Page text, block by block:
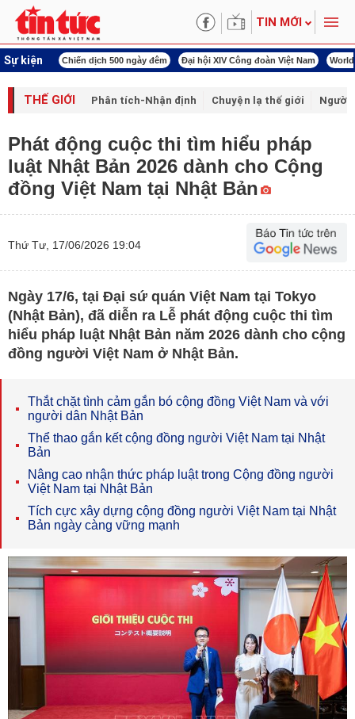
TIN MỚI
Sự kiện
ngày đêm Đại hội XIV Công đoàn Việt Nam World Cup 2026 Kỳ họp thứ
THẾ GIỚI Phân tích-Nhận định Chuyện lạ thế giới Người
Phát động cuộc thi tìm hiểu pháp
luật Nhật Bản 2026 dành cho Cộng
đồng Việt Nam tại Nhật Bản
Thứ Tư, 17/06/2026 19:04
Ngày 17/6, tại Đại sứ quán Việt Nam tại Tokyo
(Nhật Bản), đã diễn ra Lễ phát động cuộc thi tìm
hiểu pháp luật Nhật Bản năm 2026 dành cho cộng
đồng người Việt Nam ở Nhật Bản.
Thắt chặt tình cảm gắn bó cộng đồng Việt Nam và với
người dân Nhật Bản
Thể thao gắn kết cộng đồng người Việt Nam tại Nhật
Bản
Nâng cao nhận thức pháp luật trong Cộng đồng người
Việt Nam tại Nhật Bản
Tích cực xây dựng cộng đồng người Việt Nam tại Nhật
Bản ngày càng vững mạnh